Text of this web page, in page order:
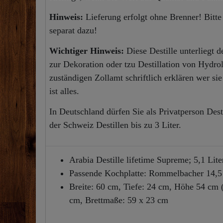
Hinweis: Lieferung erfolgt ohne Brenner!
separat dazu!
Wichtiger Hinweis: Diese Destille unterliegt
zur Dekoration oder tzu Destillation von
zuständigen Zollamt schriftlich erklären wer
ist alles.
In Deutschland dürfen Sie als Privatperson
der Schweiz Destillen bis zu 3 Liter.
Arabia Destille lifetime Supreme; 5,1
Passende Kochplatte: Rommelbacher
Breite: 60 cm, Tiefe: 24 cm, Höhe 54 cm
cm, Brettmaße: 59 x 23 cm